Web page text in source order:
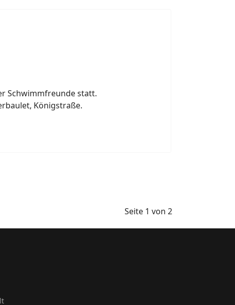
Schwimmfreunde statt.
Königstraße.
Seite 1 von 2